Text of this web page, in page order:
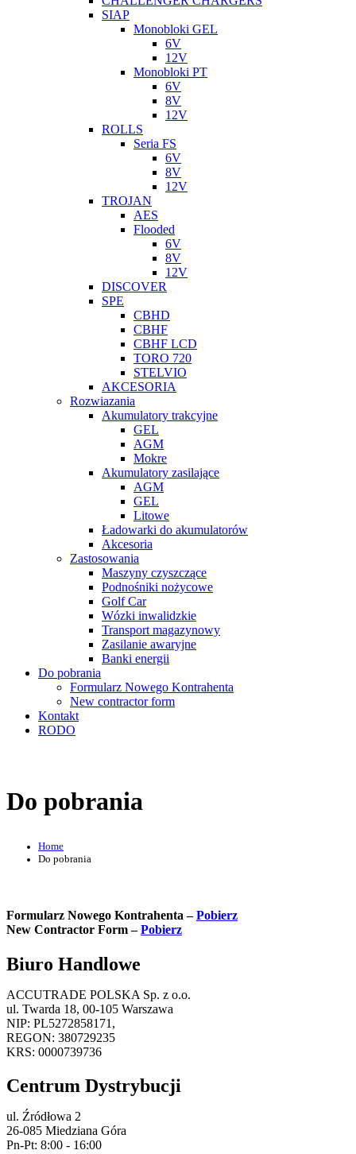
SIAP
Monobloki GEL
6V
12V
Monobloki PT
6V
8V
12V
ROLLS
Seria FS
6V
8V
12V
TROJAN
AES
Flooded
6V
8V
12V
DISCOVER
SPE
CBHD
CBHF
CBHF LCD
TORO 720
STELVIO
AKCESORIA
Rozwiazania
Akumulatory trakcyjne
GEL
AGM
Mokre
Akumulatory zasilające
AGM
GEL
Litowe
Ładowarki do akumulatorów
Akcesoria
Zastosowania
Maszyny czyszczące
Podnośniki nożycowe
Golf Car
Wózki inwalidzkie
Transport magazynowy
Zasilanie awaryjne
Banki energii
Do pobrania
Formularz Nowego Kontrahenta
New contractor form
Kontakt
RODO
Do pobrania
Home
Do pobrania
Formularz Nowego Kontrahenta –Pobierz
New Contractor Form –Pobierz
Biuro Handlowe
ACCUTRADE POLSKA Sp. z o.o.
ul. Twarda 18, 00-105 Warszawa
NIP: PL5272858171,
REGON: 380729235
KRS: 0000739736
Centrum Dystrybucji
ul. Źródłowa 2
26-085 Miedziana Góra
Pn-Pt: 8:00 - 16:00